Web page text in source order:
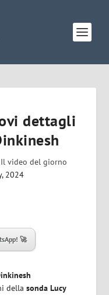
dettagli
Il video del giorno
2024
🚀
dellasonda Lucy